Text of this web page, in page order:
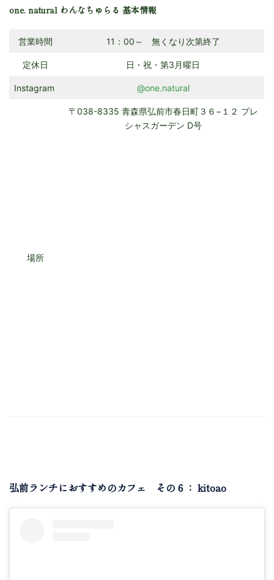
one. natural わんなちゅらる 基本情報
営業時間 11：00～ 無くなり次第終了
定休日 日・祝・第3月曜日
Instagram @one.natural
場所
〒038-8335 青森県弘前市春日町３６−１２ プレ
シャスガーデン D号
弘前ランチにおすすめのカフェ その６： kitoao